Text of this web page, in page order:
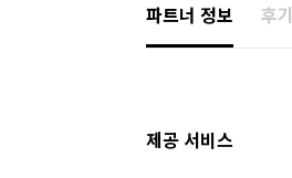
파트너 정보 후기
제공 서비스